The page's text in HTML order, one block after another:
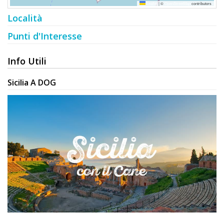
|© contributors
Località
Punti d'Interesse
Info Utili
Sicilia A DOG